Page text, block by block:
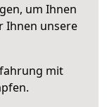
um Ihnen
Ihnen unsere
mit
.